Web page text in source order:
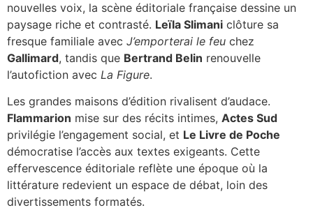
nouvelles voix, la scène éditoriale française dessine un
paysage riche et contrasté. Leïla Slimani clôture sa
fresque familiale avec J’emporterai le feu chez
Gallimard, tandis que Bertrand Belin renouvelle
l’autofiction avec La Figure.
Les grandes maisons d’édition rivalisent d’audace.
Flammarion mise sur des récits intimes, Actes Sud
privilégie l’engagement social, et Le Livre de Poche
démocratise l’accès aux textes exigeants. Cette
effervescence éditoriale reflète une époque où la
littérature redevient un espace de débat, loin des
divertissements formatés.